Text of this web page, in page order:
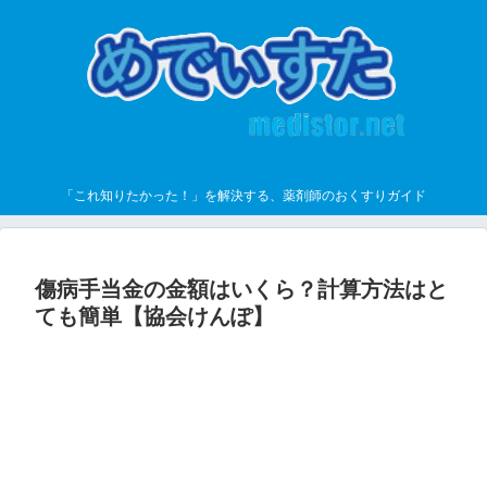
「これ知りたかった！」を解決する、薬剤師のおくすりガイド
傷病手当金の金額はいくら？計算方法はと
ても簡単【協会けんぽ】